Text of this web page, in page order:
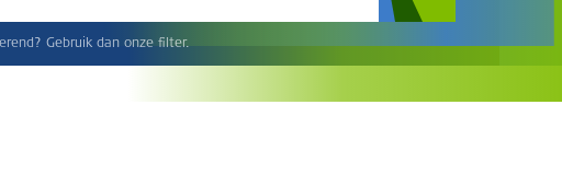
Gebruik dan onze filter.